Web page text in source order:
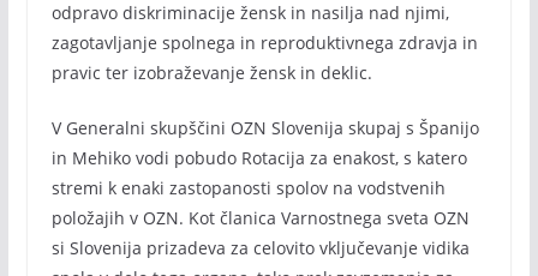
odpravo diskriminacije žensk in nasilja nad njimi,
zagotavljanje spolnega in reproduktivnega zdravja in
pravic ter izobraževanje žensk in deklic.
V Generalni skupščini OZN Slovenija skupaj s Španijo
in Mehiko vodi pobudo Rotacija za enakost, s katero
stremi k enaki zastopanosti spolov na vodstvenih
položajih v OZN. Kot članica Varnostnega sveta OZN
si Slovenija prizadeva za celovito vključevanje vidika